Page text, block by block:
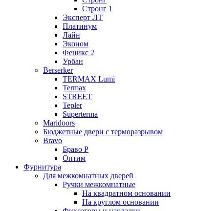
Стронг 1
Эксперт ЛТ
Платинум
Лайн
Эконом
Феникс 2
Урбан
Berserker
TERMAX Lumi
Termax
STREET
Tepler
Superterma
Maridoors
Бюджетные двери с терморазрывом
Bravo
Браво Р
Оптим
Фурнитура
Для межкомнатных дверей
Ручки межкомнатные
На квадратном основании
На круглом основании